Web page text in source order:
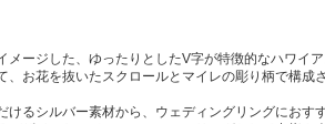
ージした、ゆったりとしたV字が特徴的なハワイア
、お花を抜いたスクロールとマイレの彫り柄で構成
るシルバー素材から、ウェディングリングにおす